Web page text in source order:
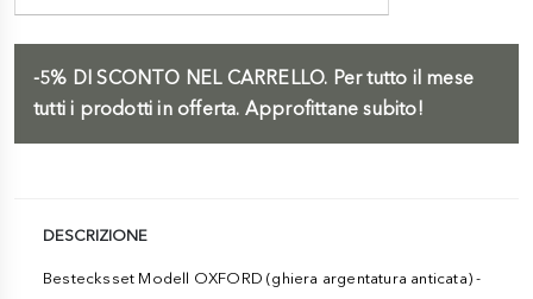
-5% DI SCONTO NEL CARRELLO. Per tutto il mese
tutti i prodotti in offerta. Approfittane subito!
DESCRIZIONE
Bestecksset Modell OXFORD (ghiera argentatura anticata) -